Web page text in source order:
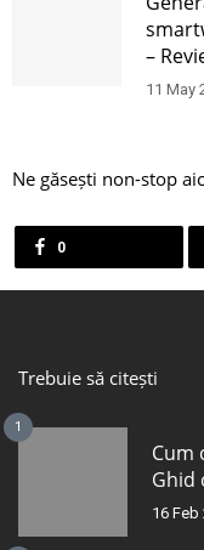
–
11 May
Ne găsești non-stop
0
Trebuie să citești
1
Cum
Ghid
16 Feb